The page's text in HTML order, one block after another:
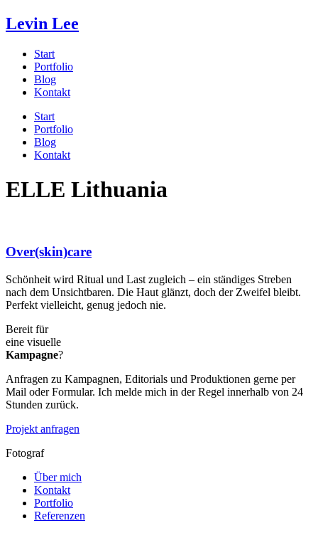
Levin Lee
Start
Portfolio
Blog
Kontakt
Start
Portfolio
Blog
Kontakt
ELLE Lithuania
Over(skin)care
Schönheit wird Ritual und Last zugleich – ein ständiges Streben
nach dem Unsichtbaren. Die Haut glänzt, doch der Zweifel bleibt.
Perfekt vielleicht, genug jedoch nie.
Bereit für
eine visuelle
Kampagne?
Anfragen zu Kampagnen, Editorials und Produktionen gerne per
Mail oder Formular. Ich melde mich in der Regel innerhalb von 24
Stunden zurück.
Projekt anfragen
Fotograf
Über mich
Kontakt
Portfolio
Referenzen